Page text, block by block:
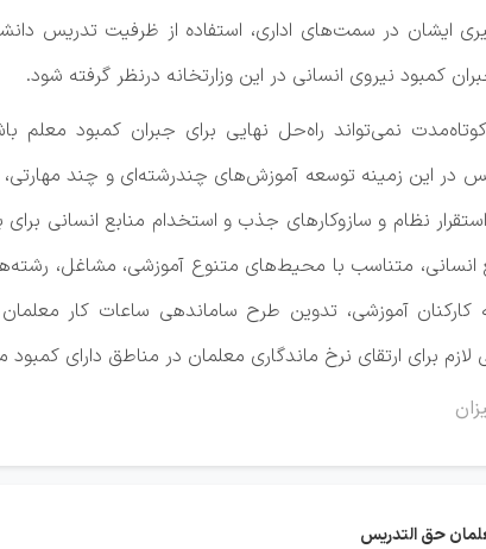
ایشان در سمت‌های اداری، استفاده از ظرفیت تدریس
کمبود نیروی انسانی در این وزارتخانه درنظر گرفته شود.
این زمینه توسعه آموزش‌های چندرشته‌ای و چند مهارتی،
نظام و سازوکارهای جذب و استخدام منابع انسانی
متناسب با محیط‌های متنوع آموزشی، مشاغل،
کارکنان آموزشی، تدوین طرح ساماندهی ساعات کار
برای ارتقای نرخ ماندگاری معلمان در مناطق دارای
حق التدریس